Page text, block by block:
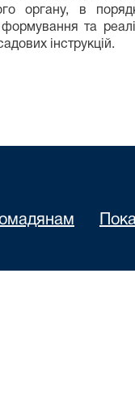
органу, в
та
інструкцій.